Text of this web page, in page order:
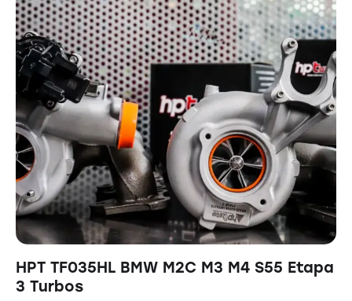
HPT TF035HL BMW M2C M3 M4 S55 Etapa
3 Turbos